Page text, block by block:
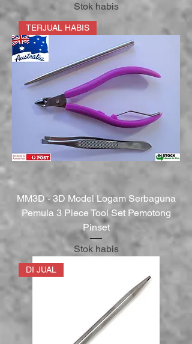
Stok habis
TERJUAL HABIS
MM3D - 3D Model Logam Serbaguna
Pemula 3 Piece Tool Set Pemotong
Pinset
Stok habis
DI JUAL